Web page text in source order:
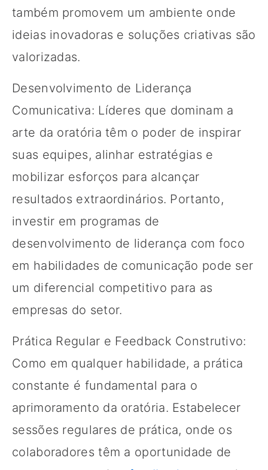
também promovem um ambiente onde
ideias inovadoras e soluções criativas são
valorizadas.
Desenvolvimento de Liderança
Comunicativa: Líderes que dominam a
arte da oratória têm o poder de inspirar
suas equipes, alinhar estratégias e
mobilizar esforços para alcançar
resultados extraordinários. Portanto,
investir em programas de
desenvolvimento de liderança com foco
em habilidades de comunicação pode ser
um diferencial competitivo para as
empresas do setor.
Prática Regular e Feedback Construtivo:
Como em qualquer habilidade, a prática
constante é fundamental para o
aprimoramento da oratória. Estabelecer
sessões regulares de prática, onde os
colaboradores têm a oportunidade de